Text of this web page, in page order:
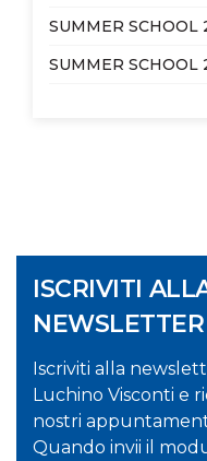
SUMMER SCHOOL
SUMMER SCHOOL
ISCRIVITI
NEWSLETTER
Iscriviti alla
Luchino Visconti e
nostri
Quando invii il